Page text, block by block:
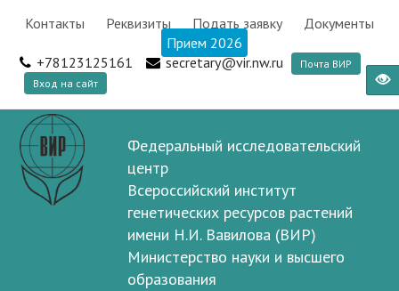
Контакты Реквизиты Подать заявку
Документы
Прием 2026
+78123125161
secretary@vir.nw.ru
Почта ВИР
Вход на сайт
Федеральный исследовательский
центр
Всероссийский институт
генетических ресурсов растений
имени Н.И. Вавилова (ВИР)
Министерство науки и высшего
образования